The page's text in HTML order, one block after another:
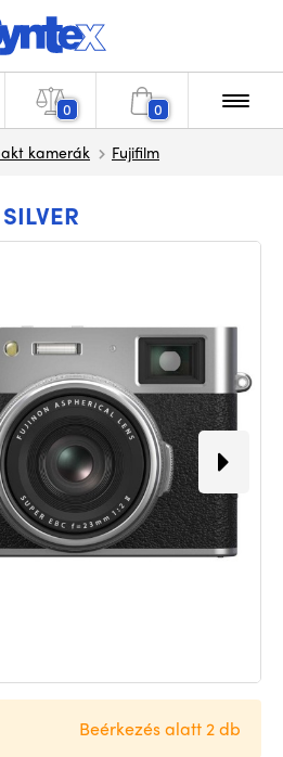
0 0
kamerák Fujifilm
Beérkezés alatt 2 db